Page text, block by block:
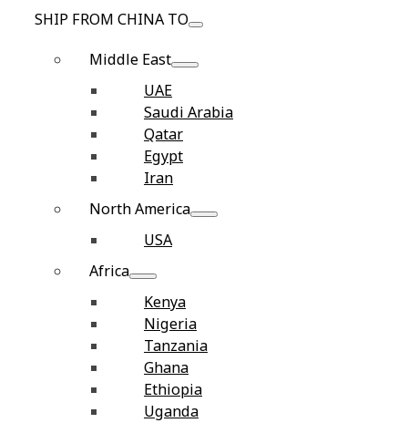
SHIP FROM CHINA TO
Middle East
UAE
Saudi Arabia
Qatar
Egypt
Iran
North America
USA
Africa
Kenya
Nigeria
Tanzania
Ghana
Ethiopia
Uganda